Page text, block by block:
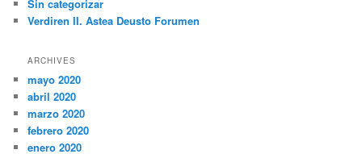
Sin categorizar
Verdiren II. Astea Deusto Forumen
ARCHIVES
mayo 2020
abril 2020
marzo 2020
febrero 2020
enero 2020